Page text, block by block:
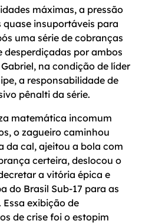
máximas, a pressão
insuportáveis para
uma série de cobranças
por ambos
na condição de líder
a responsabilidade de
pênalti da série.
matemática incomum
o zagueiro caminhou
da cal, ajeitou a bola com
certeira, deslocou o
a vitória épica e
do Brasil Sub-17 para as
exibição de
de crise foi o estopim